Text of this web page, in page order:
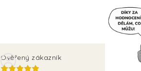
Ověřený zákazník